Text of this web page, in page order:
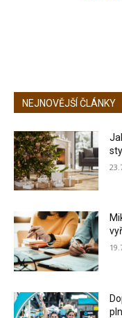
NEJNOVĚJŠÍ ČLÁNKY